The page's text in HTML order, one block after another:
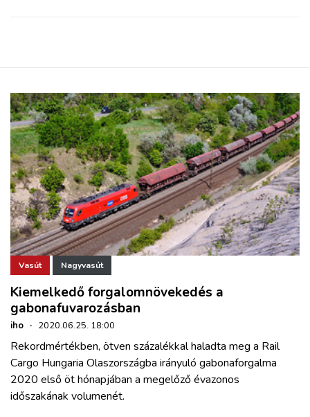
Vasút Nagyvasút
Kiemelkedő forgalomnövekedés a
gabonafuvarozásban
iho · 2020.06.25. 18:00
Rekordmértékben, ötven százalékkal haladta meg a Rail
Cargo Hungaria Olaszországba irányuló gabonaforgalma
2020 első öt hónapjában a megelőző évazonos
időszakának volumenét.